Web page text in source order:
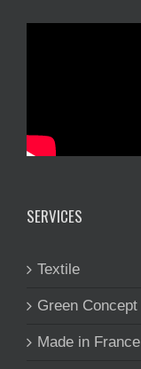
SERVICES
Textile
Green Concept
Made in France